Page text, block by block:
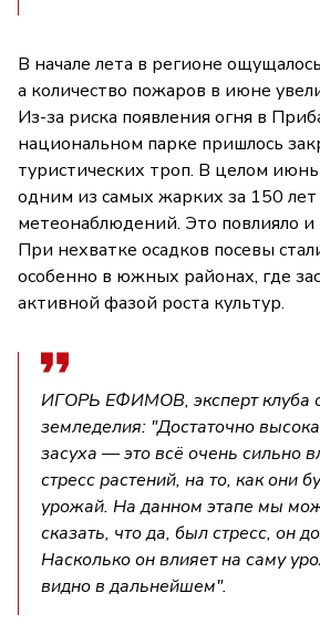
В начале лета в регионе
а количество пожаров в июне
Из-за риска появления огня в
национальном парке пришлось
туристических троп. В целом
одним из самых жарких за 150 лет
метеонаблюдений. Это повлияло и
При нехватке осадков посевы
особенно в южных районах, где
активной фазой роста культур.
ИГОРЬ ЕФИМОВ, эксперт клуба
земледелия: "Достаточно
засуха — это всё очень сильно
стресс растений, на то, как они
урожай. На данном этапе мы
сказать, что да, был стресс, он
Насколько он влияет на саму
видно в дальнейшем".